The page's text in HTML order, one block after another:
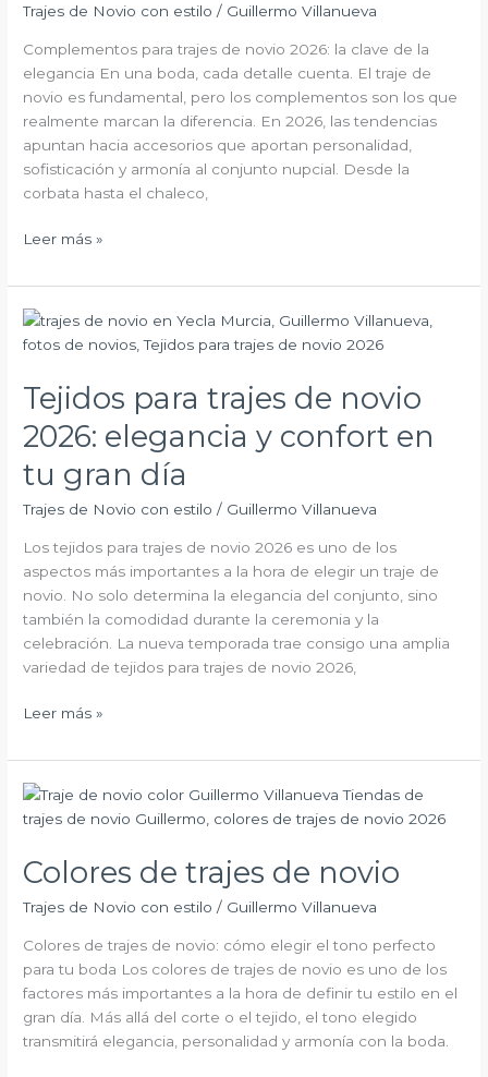
Trajes de Novio con estilo / Guillermo Villanueva
Complementos para trajes de novio 2026: la clave de la
elegancia En una boda, cada detalle cuenta. El traje de
novio es fundamental, pero los complementos son los que
realmente marcan la diferencia. En 2026, las tendencias
apuntan hacia accesorios que aportan personalidad,
sofisticación y armonía al conjunto nupcial. Desde la
corbata hasta el chaleco,
de
elegancia
Leer más »
Tejidos para trajes de novio
2026: elegancia y confort en
tu gran día
Trajes de Novio con estilo / Guillermo Villanueva
Los tejidos para trajes de novio 2026 es uno de los
aspectos más importantes a la hora de elegir un traje de
novio. No solo determina la elegancia del conjunto, sino
también la comodidad durante la ceremonia y la
celebración. La nueva temporada trae consigo una amplia
variedad de tejidos para trajes de novio 2026,
Tejidos
para
de
novio
2026:
elegancia
y
confort
gran
Leer más »
Colores de trajes de novio
Trajes de Novio con estilo / Guillermo Villanueva
Colores de trajes de novio: cómo elegir el tono perfecto
para tu boda Los colores de trajes de novio es uno de los
factores más importantes a la hora de definir tu estilo en el
gran día. Más allá del corte o el tejido, el tono elegido
transmitirá elegancia, personalidad y armonía con la boda.
Colores
de
de